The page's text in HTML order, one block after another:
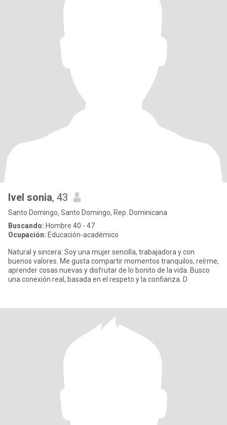
Ivel sonia, 43
Santo Domingo, Santo Domingo, Rep. Dominicana
Buscando: Hombre 40 - 47
Ocupación: Educación-académico
Natural y sincera: Soy una mujer sencilla, trabajadora y con
buenos valores. Me gusta compartir momentos tranquilos, reírme,
aprender cosas nuevas y disfrutar de lo bonito de la vida. Busco
una conexión real, basada en el respeto y la confianza. D